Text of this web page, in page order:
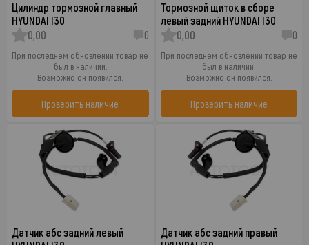
Цилиндр тормозной главный
HYUNDAI I30
0,00
0
При последнем обновлении товар не
был в наличии.
Возможно он появился.
Проверить наличие
Тормозной щиток в сборе
левый задний HYUNDAI I30
0,00
0
При последнем обновлении товар не
был в наличии.
Возможно он появился.
Проверить наличие
Датчик абс задний левый
Датчик абс задний правый